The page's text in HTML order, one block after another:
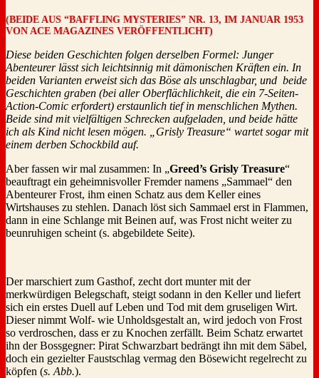
(BEIDE AUS “BAFFLING MYSTERIES” NR. 13, IM JANUAR 1953
VON ACE MAGAZINES VERÖFFENTLICHT)
Diese beiden Geschichten folgen derselben Formel: Junger
Abenteurer lässt sich leichtsinnig mit dämonischen Kräften ein. In
beiden Varianten erweist sich das Böse als unschlagbar, und beide
Geschichten graben (bei aller Oberflächlichkeit, die ein 7-Seiten-
Action-Comic erfordert) erstaunlich tief in menschlichen Mythen.
Beide sind mit vielfältigen Schrecken aufgeladen, und beide hätte
ich als Kind nicht lesen mögen. „Grisly Treasure“ wartet sogar mit
einem derben Schockbild auf.
Aber fassen wir mal zusammen: In „Greed’s Grisly Treasure“
beauftragt ein geheimnisvoller Fremder namens „Sammael“ den
Abenteurer Frost, ihm einen Schatz aus dem Keller eines
Wirtshauses zu stehlen. Danach löst sich Sammael erst in Flammen,
dann in eine Schlange mit Beinen auf, was Frost nicht weiter zu
beunruhigen scheint (s. abgebildete Seite).
Der marschiert zum Gasthof, zecht dort munter mit der
merkwürdigen Belegschaft, steigt sodann in den Keller und liefert
sich ein erstes Duell auf Leben und Tod mit dem gruseligen Wirt.
Dieser nimmt Wolf- wie Unholdsgestalt an, wird jedoch von Frost
so verdroschen, dass er zu Knochen zerfällt. Beim Schatz erwartet
ihn der Bossgegner: Pirat Schwarzbart bedrängt ihn mit dem Säbel,
doch ein gezielter Faustschlag vermag den Bösewicht regelrecht zu
köpfen (s. Abb.).